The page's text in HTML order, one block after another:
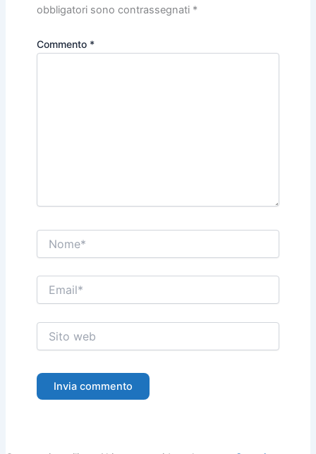
obbligatori sono contrassegnati *
Commento *
Nome*
Email*
Sito
web